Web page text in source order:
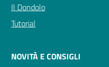
Il Dondolo
Tutorial
NOVITÀ E CONSIGLI